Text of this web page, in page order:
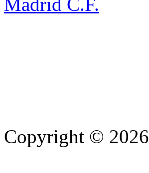
Madrid C.F.
Copyright © 2026